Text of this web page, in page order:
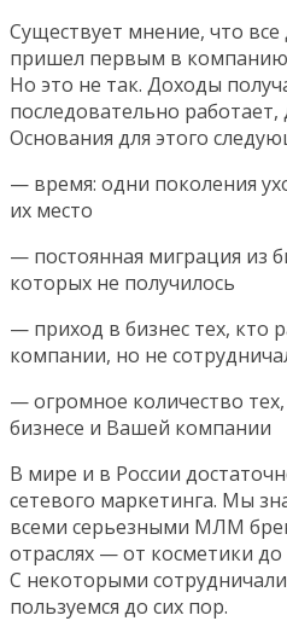
Существует мнение, что
пришел первым в
Но это не так. Доходы
последовательно работает,
Основания для этого
— время: одни поколения
их место
— постоянная миграция из
которых не получилось
— приход в бизнес тех, кто
компании, но не
— огромное количество
бизнесе и Вашей компании
В мире и в России
сетевого маркетинга. Мы
всеми серьезными МЛМ
отраслях — от косметики
С некоторыми
пользуемся до сих пор.